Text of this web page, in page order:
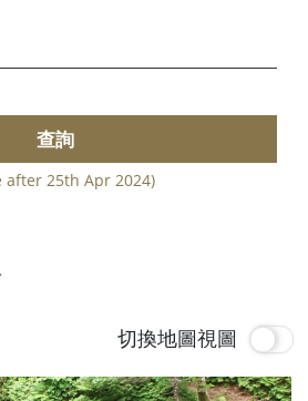
查詢
after 25th Apr 2024)
切換地圖視圖